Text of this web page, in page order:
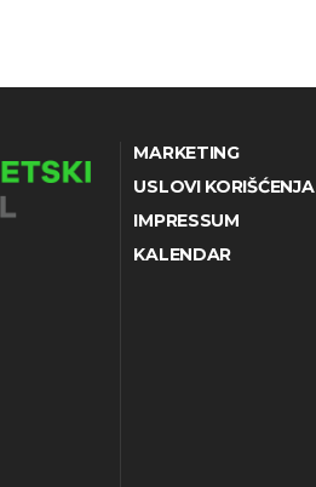
MARKETING
USLOVI KORIŠĆENJA
IMPRESSUM
KALENDAR